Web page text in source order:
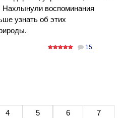
Нахлынули воспоминания
узнать об этих
15
4 5 6 7